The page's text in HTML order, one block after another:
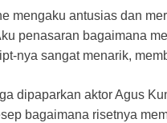
mengaku antusias dan
penasaran bagaimana
nya sangat menarik,
dipaparkan aktor Agus
bagaimana risetnya